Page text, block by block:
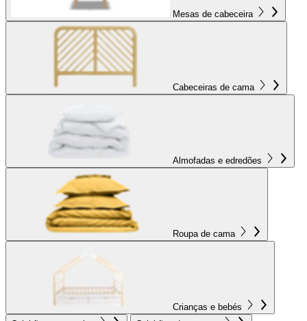
Mesas de cabeceira
Cabeceiras de cama
Almofadas e edredões
Roupa de cama
Crianças e bebés